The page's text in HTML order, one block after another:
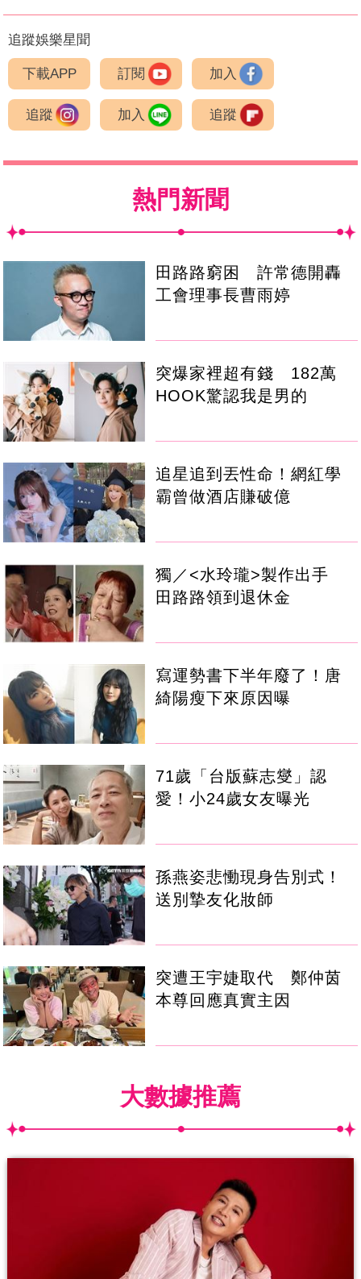
追蹤娛樂星聞
下載APP 訂閱 加入
追蹤 加入 追蹤
熱門新聞
田路路窮困 許常德開轟
工會理事長曹雨婷
突爆家裡超有錢 182萬
HOOK驚認我是男的
追星追到丟性命！網紅學
霸曾做酒店賺破億
獨／<水玲瓏>製作出手
田路路領到退休金
寫運勢書下半年廢了！唐
綺陽瘦下來原因曝
71歲「台版蘇志燮」認
愛！小24歲女友曝光
孫燕姿悲慟現身告別式！
送別摯友化妝師
突遭王宇婕取代 鄭仲茵
本尊回應真實主因
大數據推薦